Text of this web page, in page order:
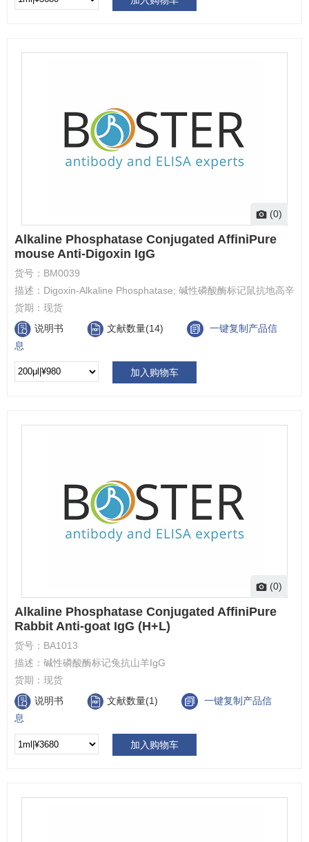
(0)
Alkaline Phosphatase Conjugated AffiniPure
mouse Anti-Digoxin IgG
货号： BM0039
描述： Digoxin-Alkaline Phosphatase; 碱性磷酸酶标记鼠抗地高辛
货期： 现货
说明书
文献数量(14)
一键复制产品信
息
加入购物车
(0)
Alkaline Phosphatase Conjugated AffiniPure
Rabbit Anti-goat IgG (H+L)
货号： BA1013
描述： 碱性磷酸酶标记兔抗山羊IgG
货期： 现货
说明书
文献数量(1)
一键复制产品信
息
加入购物车